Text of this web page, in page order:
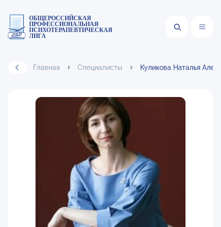
ОБЩЕРОССИЙСКАЯ
ПРОФЕССИОНАЛЬНАЯ
ПСИХОТЕРАПЕВТИЧЕСКАЯ
ЛИГА
Главная Специалисты Куликова Наталья